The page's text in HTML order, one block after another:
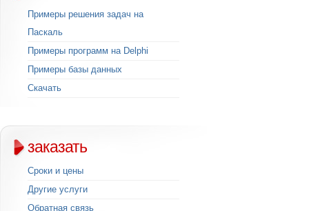
Примеры решения задач на
Паскаль
Примеры программ на Delphi
Примеры базы данных
Скачать
заказать
Сроки и цены
Другие услуги
Обратная связь